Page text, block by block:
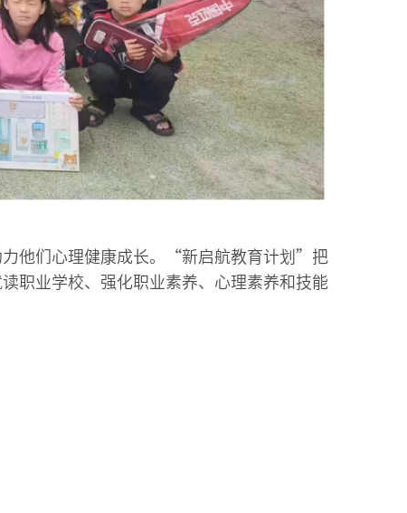
力他们心理健康成长。“新启航教育计划”把
职业学校、强化职业素养、心理素养和技能